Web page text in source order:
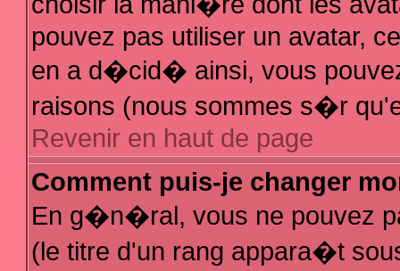
pouvez pas utiliser un avatar,
en a d�cid� ainsi, vous
raisons (nous sommes s�r
Revenir en haut de page
Comment puis-je changer
En g�n�ral, vous ne pouvez
(le titre d'un rang appara�t